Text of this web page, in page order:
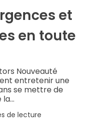
et
en toute
Nouveauté
entretenir une
se mettre de
de lecture